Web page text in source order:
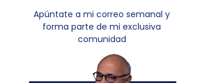
Apúntate a mi correo semanal y
forma parte de mi exclusiva
comunidad